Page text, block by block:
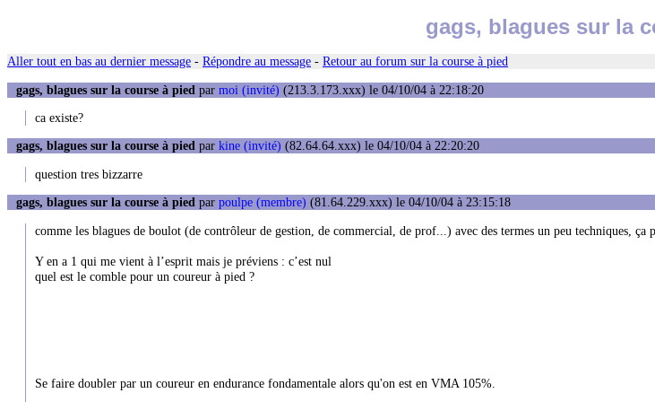
gags, blagues sur la
Aller tout en bas au dernier message - Répondre au message - Retour au forum sur la course à pied
gags, blagues sur la course à pied par moi (invité) (213.3.173.xxx) le 04/10/04 à 22:18:20
ca existe?
gags, blagues sur la course à pied par kine (invité) (82.64.64.xxx) le 04/10/04 à 22:20:20
question tres bizzarre
gags, blagues sur la course à pied par poulpe (membre) (81.64.229.xxx) le 04/10/04 à 23:15:18
comme les blagues de boulot (de contrôleur de gestion, de commercial, de prof...) avec des termes un peu techniques, ça
Y en a 1 qui me vient à l’esprit mais je préviens : c’est nul
quel est le comble pour un coureur à pied ?
Se faire doubler par un coureur en endurance fondamentale alors qu'on est en VMA 105%.